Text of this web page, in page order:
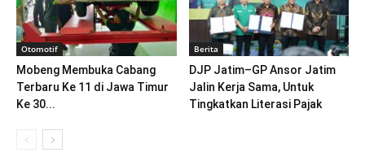
Otomotif
Mobeng Membuka Cabang
Terbaru Ke 11 di Jawa Timur
Ke 30...
Berita
DJP Jatim–GP Ansor Jatim
Jalin Kerja Sama, Untuk
Tingkatkan Literasi Pajak